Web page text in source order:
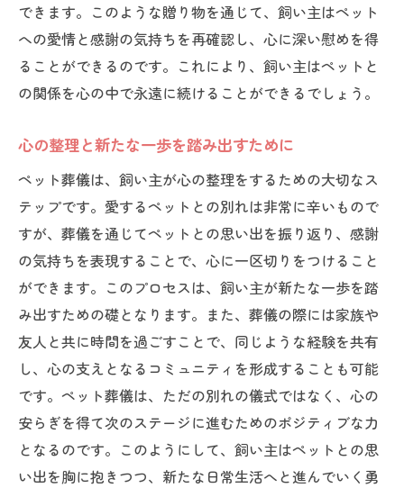
できます。このような贈り物を通じて、飼い主はペット
への愛情と感謝の気持ちを再確認し、心に深い慰めを得
ることができるのです。これにより、飼い主はペットと
の関係を心の中で永遠に続けることができるでしょう。
心の整理と新たな一歩を踏み出すために
ペット葬儀は、飼い主が心の整理をするための大切なス
テップです。愛するペットとの別れは非常に辛いもので
すが、葬儀を通じてペットとの思い出を振り返り、感謝
の気持ちを表現することで、心に一区切りをつけること
ができます。このプロセスは、飼い主が新たな一歩を踏
み出すための礎となります。また、葬儀の際には家族や
友人と共に時間を過ごすことで、同じような経験を共有
し、心の支えとなるコミュニティを形成することも可能
です。ペット葬儀は、ただの別れの儀式ではなく、心の
安らぎを得て次のステージに進むためのポジティブな力
となるのです。このようにして、飼い主はペットとの思
い出を胸に抱きつつ、新たな日常生活へと進んでいく勇